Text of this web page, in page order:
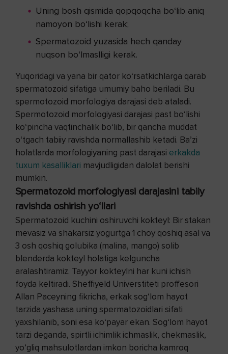
Uning bosh qismida qopqoqcha bo‘lib aniq
namoyon bo‘lishi kerak;
Spermatozoid yuzasida hech qanday
nuqson bo‘lmaslligi kerak.
Yuqoridagi va yana bir qator ko‘rsatkichlarga qarab
spermatozoid sifatiga umumiy baho beriladi. Bu
spermotozoid morfologiya darajasi deb ataladi.
Spermotozoid morfologiyasi darajasi past bo‘lishi
ko‘pincha vaqtinchalik bo‘lib, bir qancha muddat
o‘tgach tabiiy ravishda normallashib ketadi. Ba’zi
holatlarda morfologiyaning past darajasi erkakda
tuxum kasalliklari mavjudligidan dalolat berishi
mumkin.
Spermatozoid morfologiyasi darajasini tabiiy
ravishda oshirish yo‘llari
Spermatozoid kuchini oshiruvchi kokteyl: Bir stakan
mevasiz va shakarsiz yogurtga 1 choy qoshiq asal va
3 osh qoshiq golubika (malina, mango) solib
blenderda kokteyl holatiga kelguncha
aralashtiramiz. Tayyor kokteylni har kuni ichish
foyda keltiradi. Sheffiyeld Universtiteti proffesori
Allan Paceyning fikricha, erkak sog‘lom hayot
tarzida yashasa uning spermatozoidlari sifati
yaxshilanib, soni esa ko‘payar ekan. Sog‘lom hayot
tarzi deganda, spirtli ichimlik ichmaslik, chekmaslik,
yo‘gliq mahsulotlardan imkon boricha kamroq